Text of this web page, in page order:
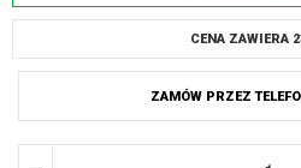
CENA ZAWIERA
ZAMÓW PRZEZ